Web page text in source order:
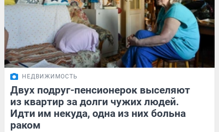
НЕДВИЖИМОСТЬ
Двух подруг-пенсионерок выселяют
из квартир за долги чужих людей.
Идти им некуда, одна из них больна
раком